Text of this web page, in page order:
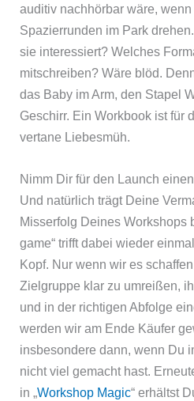
auditiv nachhörbar wäre,
Spazierrunden im Park
sie interessiert? Welches
mitschreiben? Wäre blöd.
das Baby im Arm, den Stapel
Geschirr. Ein Workbook ist für
vertane Liebesmüh.
Nimm Dir für den Launch
Und natürlich trägt Deine
Misserfolg Deines Workshops
game“ trifft dabei wieder
Kopf. Nur wenn wir es
Zielgruppe klar zu umreißen,
und in der richtigen Abfolge
werden wir am Ende Käufer
insbesondere dann, wenn Du
nicht viel gemacht hast.
in „Workshop Magic“ erhältst